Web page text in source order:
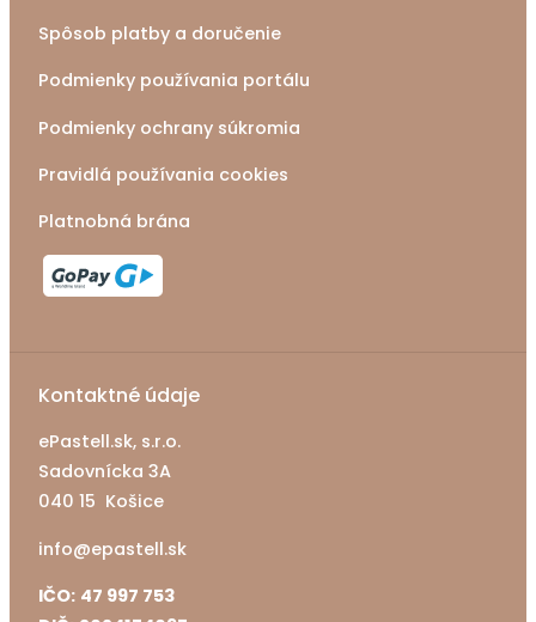
Spôsob platby a doručenie
Podmienky používania portálu
Podmienky ochrany súkromia
Pravidlá používania cookies
Platnobná brána
Kontaktné údaje
ePastell.sk, s.r.o.
Sadovnícka 3A
040 15 Košice
info@epastell.sk
IČO: 47 997 753